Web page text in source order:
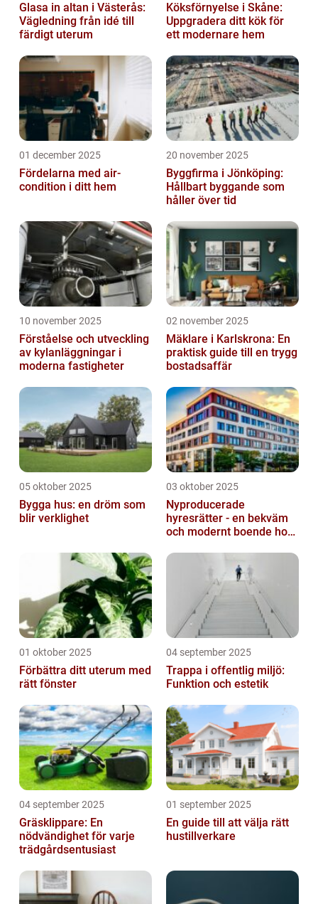
Glasa in altan i Västerås:
Vägledning från idé till
färdigt uterum
Köksförnyelse i Skåne:
Uppgradera ditt kök för
ett modernare hem
01 december 2025
Fördelarna med air-
condition i ditt hem
20 november 2025
Byggfirma i Jönköping:
Hållbart byggande som
håller över tid
10 november 2025
Förståelse och utveckling
av kylanläggningar i
moderna fastigheter
02 november 2025
Mäklare i Karlskrona: En
praktisk guide till en trygg
bostadsaffär
05 oktober 2025
Bygga hus: en dröm som
blir verklighet
03 oktober 2025
Nyproducerade
hyresrätter - en bekväm
och modernt boende hos
nyproduktion
01 oktober 2025
Förbättra ditt uterum med
rätt fönster
04 september 2025
Trappa i offentlig miljö:
Funktion och estetik
04 september 2025
Gräsklippare: En
nödvändighet för varje
trädgårdsentusiast
01 september 2025
En guide till att välja rätt
hustillverkare